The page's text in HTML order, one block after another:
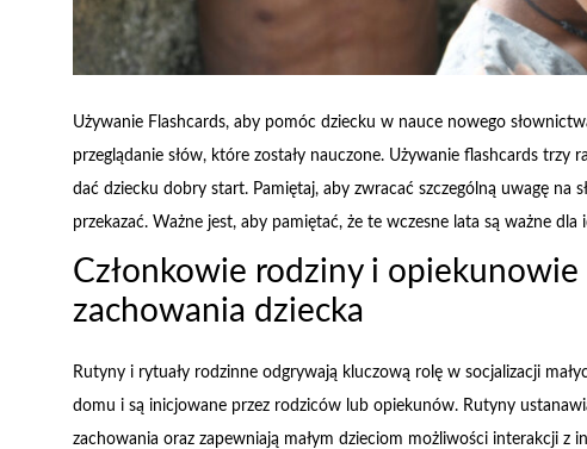
Używanie Flashcards, aby pomóc dziecku w nauce nowego
przeglądanie słów, które zostały nauczone. Używanie flashcards
dać dziecku dobry start. Pamiętaj, aby zwracać szczególną uwagę na
przekazać. Ważne jest, aby pamiętać, że te wczesne lata są ważne dla
Członkowie rodziny i
zachowania dziecka
Rutyny i rytuały rodzinne odgrywają kluczową rolę w socjalizacji
domu i są inicjowane przez rodziców lub opiekunów. Rutyny
zachowania oraz zapewniają małym dzieciom możliwości interakcji z